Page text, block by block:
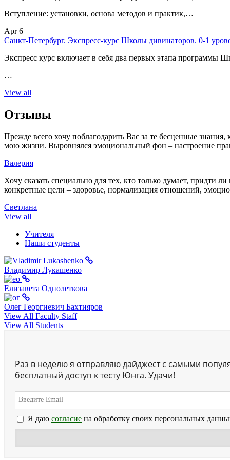
Вступление: установки, основа методов и практик,…
Apr 6
Санкт-Петербург. Экспресс-курс Школы дивинаторов. 0-1
Экспресс курс включает в себя два первых этапа
…
View all
Отзывы
Прежде всего хочу поблагодарить Вас за те бесценные
мою жизни. Выровнялся эмоциональный фон – настроение
Валерия
Хочу сказать специально для тех, кто только думает,
конкретные цели – здоровье, нормализация отношений,
Светлана
View all
Учителя
Наши студенты
Владимир Лукашенко
Елизавета Однолеткова
Олег Георгиевич Бахтияров
View All Faculty Staff
View All Students
Раз в неделю я отправляю дайджест с самыми
бесплатный доступ к тесту Юнга. Удачи!
Я даю согласие на обработку своих персональных